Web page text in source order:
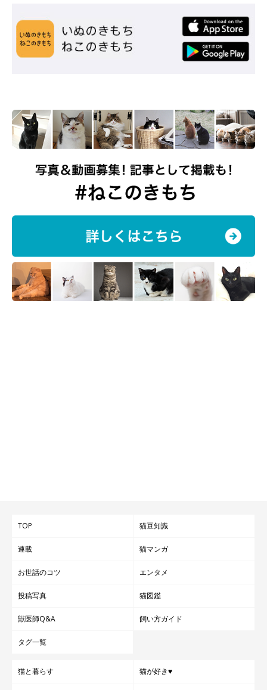
TOP 猫豆知識
連載 猫マンガ
お世話のコツ エンタメ
投稿写真 猫図鑑
獣医師Q&A 飼い方ガイド
タグ一覧
猫と暮らす 猫が好き♥